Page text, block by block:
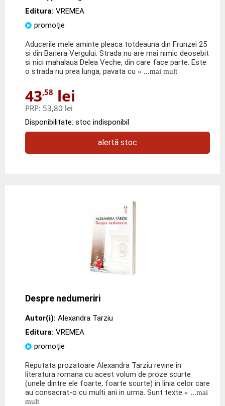
Editura: VREMEA
promoție
Aducerile mele aminte pleaca totdeauna din Frunzei 25
si din Bariera Vergului. Strada nu are mai nimic deosebit
si nici mahalaua Delea Veche, din care face parte. Este
o strada nu prea lunga, pavata cu » ...mai mult
43,58 lei
PRP: 53,80 lei
Disponibilitate: stoc indisponibil
alertă stoc
Despre nedumeriri
Autor(i): Alexandra Tarziu
Editura: VREMEA
promoție
Reputata prozatoare Alexandra Tarziu revine in
literatura romana cu acest volum de proze scurte
(unele dintre ele foarte, foarte scurte) in linia celor care
au consacrat-o cu multi ani in urma. Sunt texte » ...mai
mult